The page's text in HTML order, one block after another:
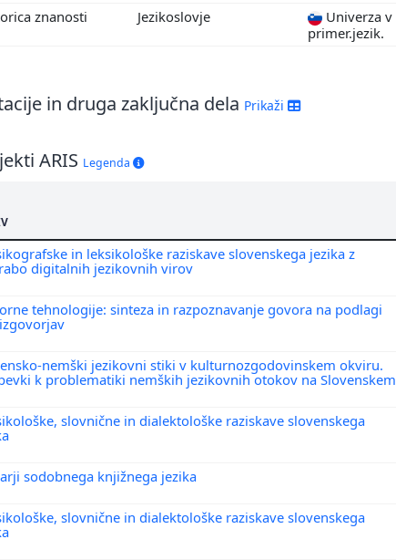
znanosti Jezikoslovje
Univerza
primer.jezik.
in druga zaključna dela Prikaži
ARIS Legenda
in leksikološke raziskave slovenskega jezika z
digitalnih jezikovnih virov
tehnologije: sinteza in razpoznavanje govora na podlagi
nemški jezikovni stiki v kulturnozgodovinskem okviru.
k problematiki nemških jezikovnih otokov na Slovenskem
slovnične in dialektološke raziskave slovenskega
sodobnega knjižnega jezika
slovnične in dialektološke raziskave slovenskega